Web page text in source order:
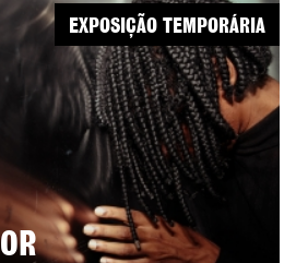
EXPOSIÇÃO TEMPORÁRIA